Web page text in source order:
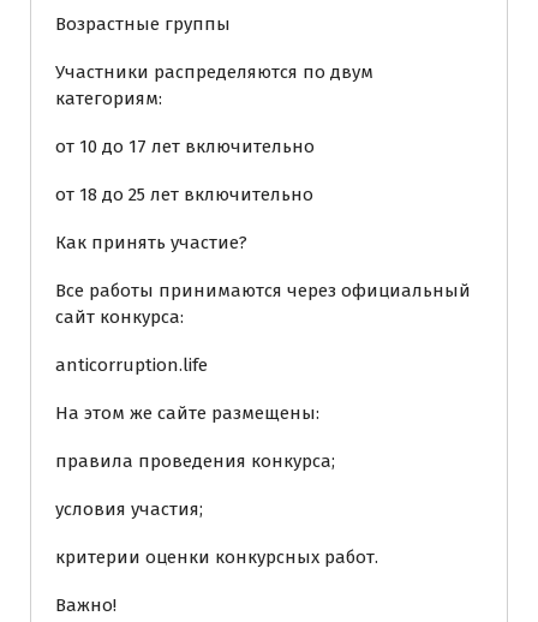
Возрастные группы
Участники распределяются по двум
категориям:
от 10 до 17 лет включительно
от 18 до 25 лет включительно
Как принять участие?
Все работы принимаются через официальный
сайт конкурса:
anticorruption.life
На этом же сайте размещены:
правила проведения конкурса;
условия участия;
критерии оценки конкурсных работ.
Важно!